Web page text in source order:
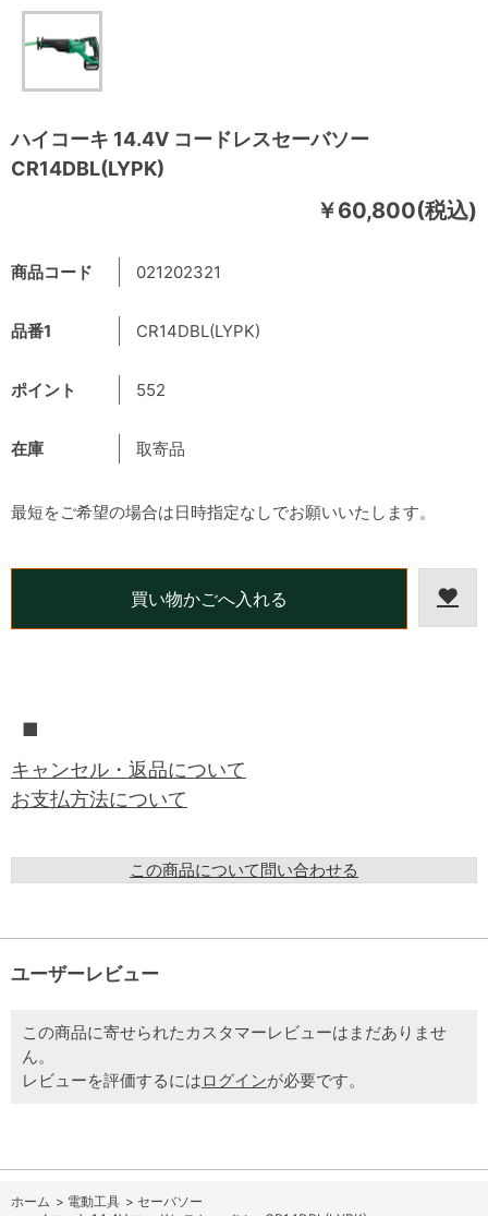
ハイコーキ 14.4V コードレスセーバソー
CR14DBL(LYPK)
￥60,800(税込)
商品コード 021202321
品番1 CR14DBL(LYPK)
ポイント 552
在庫 取寄品
■
キャンセル・返品について
お支払方法について
この商品について問い合わせる
最短をご希望の場合は日時指定なしでお願いいたします。
ユーザーレビュー
この商品に寄せられたカスタマーレビューはまだありませ
ん。
レビューを評価するにはログインが必要です。
ホーム > 電動工具 > セーバソー